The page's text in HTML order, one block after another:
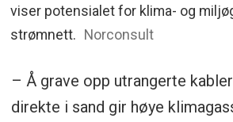
viser potensialet for klima- og
strømnett. Norconsult
– Å grave opp utrangerte
direkte i sand gir høye